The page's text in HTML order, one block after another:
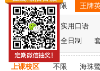
课程类别 不限 王牌
实用口语
全日制
上课校区 不限 海珠